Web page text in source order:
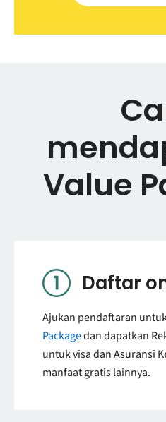
Value
Daftar
Ajukan pendaftaran
Packagedan dapatkan
untuk visa dan Asuransi
manfaat gratis lainnya.